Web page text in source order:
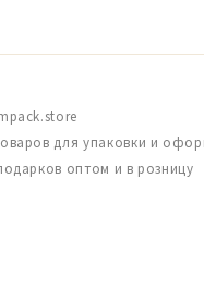
для упаковки и
оптом и в розницу